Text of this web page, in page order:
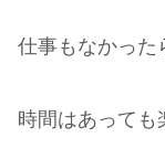
仕事もなかった
時間はあっても